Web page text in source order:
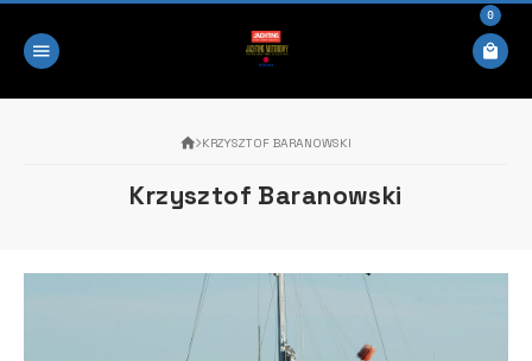
0
KRZYSZTOF BARANOWSKI
Krzysztof Baranowski